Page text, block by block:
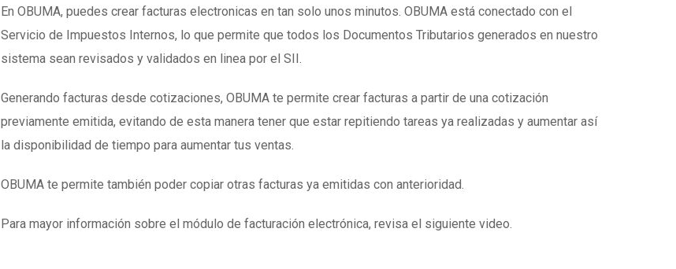
En OBUMA, puedes crear facturas electronicas en tan solo unos minutos. OBUMA está conectado con el
Servicio de Impuestos Internos, lo que permite que todos los Documentos Tributarios generados en nuestro
sistema sean revisados y validados en linea por el SII.
Generando facturas desde cotizaciones, OBUMA te permite crear facturas a partir de una cotización
previamente emitida, evitando de esta manera tener que estar repitiendo tareas ya realizadas y aumentar así
la disponibilidad de tiempo para aumentar tus ventas.
OBUMA te permite también poder copiar otras facturas ya emitidas con anterioridad.
Para mayor información sobre el módulo de facturación electrónica, revisa el siguiente video.